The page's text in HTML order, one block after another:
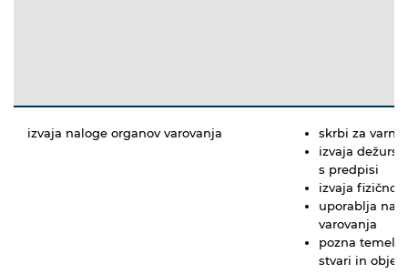
izvaja naloge organov varovanja
skrbi za
izvaja
s predpisi
izvaja fizično
uporablja
varovanja
pozna
stvari in